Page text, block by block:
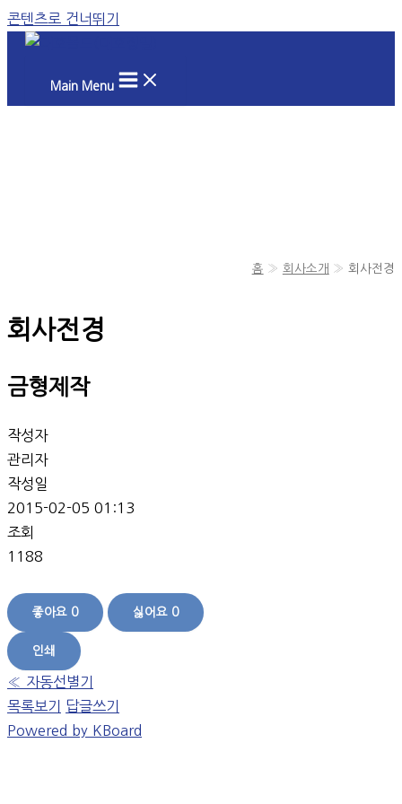
콘텐츠로 건너뛰기
Main Menu
홈 회사소개 회사전경
회사전경
금형제작
작성자
관리자
작성일
2015-02-05 01:13
조회
1188
좋아요 0 싫어요 0
인쇄
« 자동선별기
목록보기
답글쓰기
Powered by KBoard